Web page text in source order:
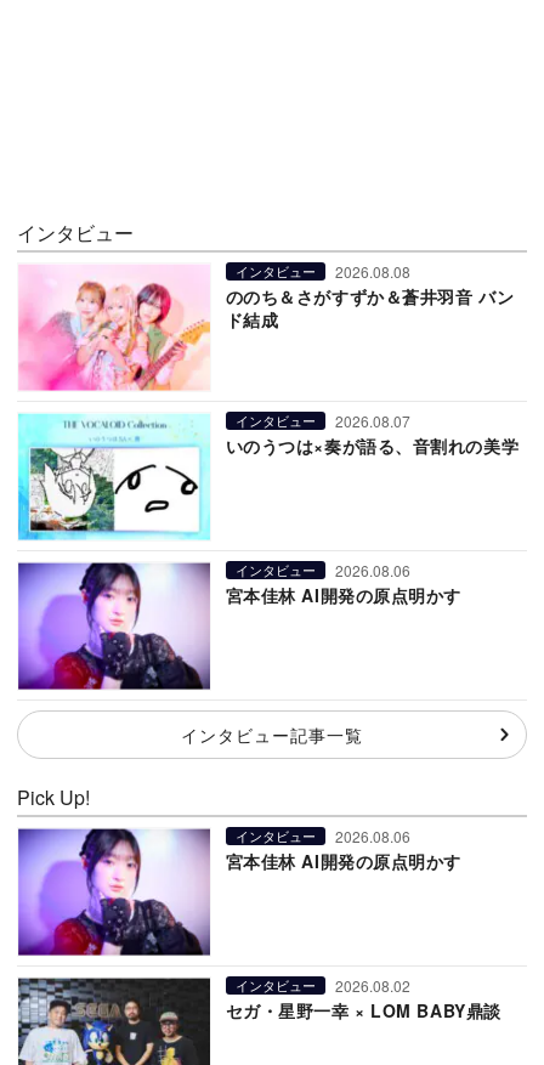
インタビュー
インタビュー 2026.08.08
ののち＆さがすずか＆蒼井羽音 バン
ド結成
インタビュー 2026.08.07
いのうつは×奏が語る、音割れの美学
インタビュー 2026.08.06
宮本佳林 AI開発の原点明かす
インタビュー記事一覧
Pick Up!
インタビュー 2026.08.06
宮本佳林 AI開発の原点明かす
インタビュー 2026.08.02
セガ・星野一幸 × LOM BABY鼎談